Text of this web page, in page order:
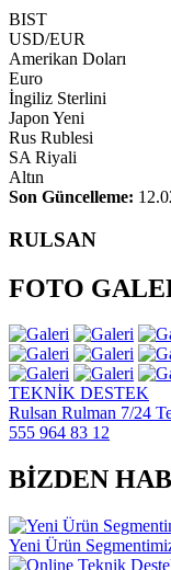
BIST
USD/EUR
Amerikan Doları
Euro
İngiliz Sterlini
Japon Yeni
Rus Rublesi
SA Riyali
Altın
Son Güncelleme:
RULSAN
FOTO
TEKNİK DESTEK
Rulsan Rulman 7/24
555 964 83 12
BİZDEN
Yeni Ürün